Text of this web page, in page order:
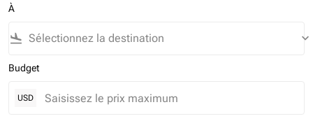
À
flight_land keyboard_arrow_down
Budget
USD